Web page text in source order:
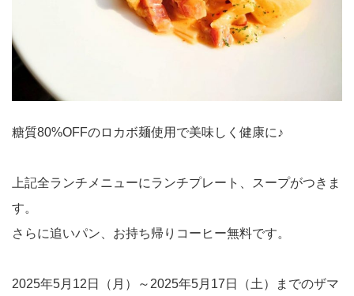
糖質80%OFFのロカボ麺使用で美味しく健康に♪
上記全ランチメニューにランチプレート、スープがつきま
す。
さらに追いパン、お持ち帰りコーヒー無料です。
2025年5月12日（月）～2025年5月17日（土）までのザマ